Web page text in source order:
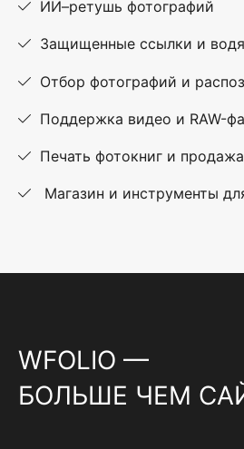
ИИ–ретушь фотографий
Защищенные ссылки и
Отбор фотографий и
Поддержка видео и RAW-
Печать фотокниг и
Магазин и инструменты
WFOLIO —
БОЛЬШЕ ЧЕМ